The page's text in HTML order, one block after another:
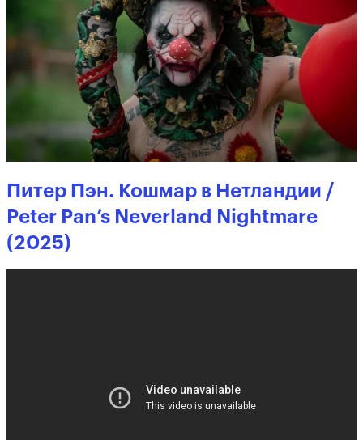
Питер Пэн. Кошмар в Нетландии /
Peter Pan’s Neverland Nightmare
(2025)